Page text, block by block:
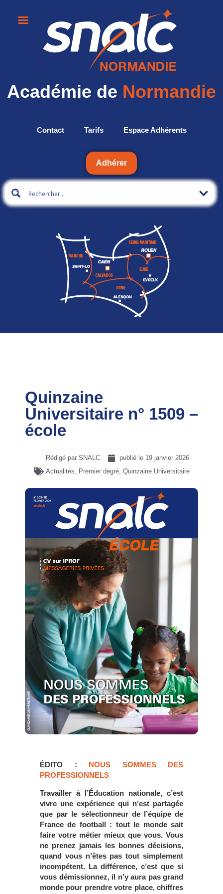
Académie de Normandie
Contact Tarifs Espace Adhérents
Adhérer
Quinzaine
Universitaire n° 1509 –
école
Rédigé par SNALC publié le 19 janvier 2026
Actualités, Premier degré, Quinzaine Universitaire
ÉDITO : NOUS SOMMES DES
PROFESSIONNELS
Travailler à l’Éducation nationale, c’est
vivre une expérience qui n’est partagée
que par le sélectionneur de l’équipe de
France de football : tout le monde sait
faire votre métier mieux que vous. Vous
ne prenez jamais les bonnes décisions,
quand vous n’êtes pas tout simplement
incompétent. La différence, c’est que si
vous démissionnez, il n’y aura pas grand
monde pour prendre votre place, chiffres